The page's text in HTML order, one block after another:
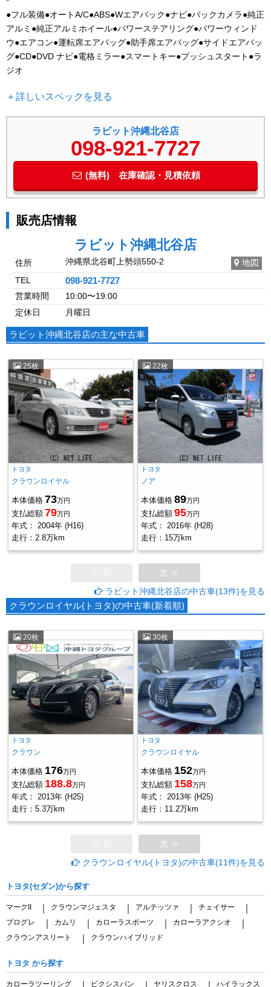
●フル装備●オートA/C●ABS●Wエアバック●ナビ●バックカメラ●純正
アルミ●純正アルミホイール●パワーステアリング●パワーウィンド
ウ●エアコン●運転席エアバッグ●助手席エアバッグ●サイドエアバッ
グ●CD●DVD ナビ●電格ミラー●スマートキー●プッシュスタート●ラ
ジオ
＋詳しいスペックを見る
ラビット沖縄北谷店
098-921-7727
(無料) 在庫確認・見積依頼
販売店情報
ラビット沖縄北谷店
住所 沖縄県北谷町上勢頭550-2
地図
TEL
098-921-7727
営業時間
10:00〜19:00
定休日
月曜日
ラビット沖縄北谷店の主な中古車
25枚
トヨタ
クラウンロイヤル
本体価格 73万円
支払総額 79万円
年式：
2004年 (H16)
走行： 2.8万km
22枚
トヨタ
ノア
本体価格 89万円
支払総額 95万円
年式：
2016年 (H28)
走行： 15万km
次 ≫
ラビット沖縄北谷店の中古車(13件)を見る
クラウンロイヤル(トヨタ)の中古車(新着順)
20枚
トヨタ
クラウン
本体価格 176万円
支払総額 188.8万円
年式：
2013年 (H25)
走行： 5.3万km
30枚
トヨタ
クラウンロイヤル
本体価格 152万円
支払総額 158万円
年式：
2013年 (H25)
走行： 11.2万km
次 ≫
クラウンロイヤル(トヨタ)の中古車(11件)を見る
トヨタ(セダン)から探す
マークII クラウンマジェスタ アルテッツァ チェイサー
プログレ カムリ カローラスポーツ カローラアクシオ
クラウンアスリート クラウンハイブリッド
トヨタ から探す
カローラツーリング ピクシスバン ヤリスクロス ハイラックス